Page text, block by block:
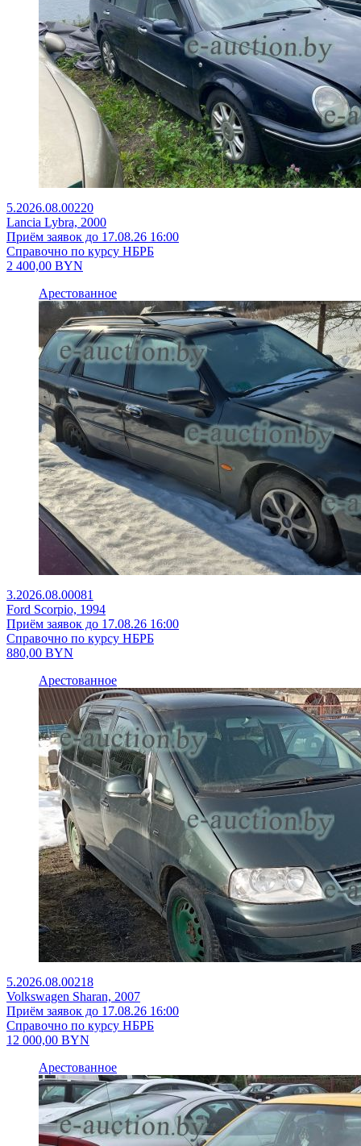
5.2026.08.00220
Lancia Lybra, 2000
Приём заявок до 17.08.26 16:00
Справочно по курсу НБРБ
2 400,00 BYN
Арестованное
3.2026.08.00081
Ford Scorpio, 1994
Приём заявок до 17.08.26 16:00
Справочно по курсу НБРБ
880,00 BYN
Арестованное
5.2026.08.00218
Volkswagen Sharan, 2007
Приём заявок до 17.08.26 16:00
Справочно по курсу НБРБ
12 000,00 BYN
Арестованное